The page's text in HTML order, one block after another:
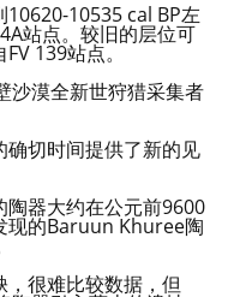
10535 cal BP左
站点。较旧的层位可
139站点。
漠全新世狩猎采集者
确切时间提供了新的见
器大约在公元前9600
现的Baruun Khuree陶
很难比较数据，但